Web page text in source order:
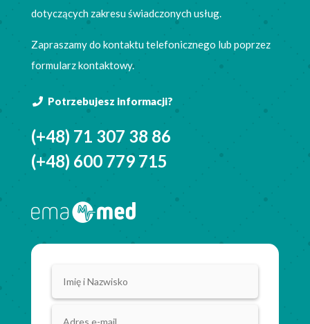
dotyczących zakresu świadczonych usług.
Zapraszamy do kontaktu telefonicznego lub poprzez
formularz kontaktowy.
Potrzebujesz informacji?
(+48) 71 307 38 86
(+48) 600 779 715